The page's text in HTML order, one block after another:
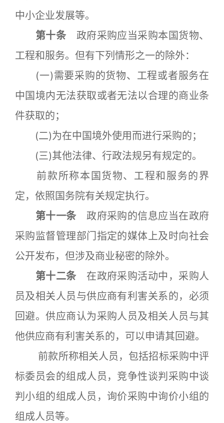
中小企业发展等。
第十条 政府采购应当采购本国货物、
工程和服务。但有下列情形之一的除外：
(一)需要采购的货物、工程或者服务在
中国境内无法获取或者无法以合理的商业条
件获取的；
(二)为在中国境外使用而进行采购的；
(三)其他法律、行政法规另有规定的。
前款所称本国货物、工程和服务的界
定，依照国务院有关规定执行。
第十一条 政府采购的信息应当在政府
采购监督管理部门指定的媒体上及时向社会
公开发布，但涉及商业秘密的除外。
第十二条 在政府采购活动中，采购人
员及相关人员与供应商有利害关系的，必须
回避。供应商认为采购人员及相关人员与其
他供应商有利害关系的，可以申请其回避。
前款所称相关人员，包括招标采购中评
标委员会的组成人员，竞争性谈判采购中谈
判小组的组成人员，询价采购中询价小组的
组成人员等。